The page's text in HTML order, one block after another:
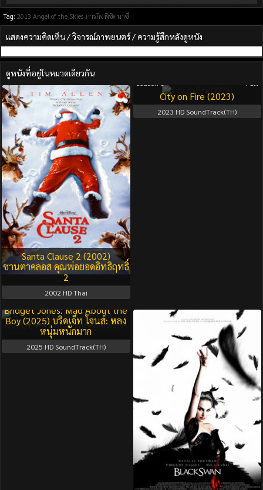
Tag: 2013 Angel of the Skies ภารกิจพิชิตนาซี
แสดงความคิดเห็น / วิจารณ์ภาพยนตร์ / ความรู้สึกหลังดูหนัง
ดูหนังที่อยู่ในหมวดเดียวกัน
Santa Clause 2 (2002)
ซานตาคลอส คุณพ่อยอดอิทธิฤทธิ์
2
2002HD Thai
City on Fire (2023)
2023 HD SoundTrack(TH)
Bridget Jones: Mad About the
Boy (2025) บริดเจ็ท โจนส์: หลง
หนุ่มหนักมาก
2025 HD SoundTrack(TH)